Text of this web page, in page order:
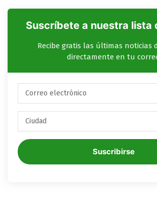
Suscríbete a nuestra lista
Recibe gratis las últimas noticias
directamente en tu
Suscribirse